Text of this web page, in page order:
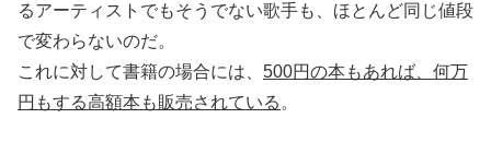
るアーティストでもそうでない歌手も、ほとんど同じ値段
で変わらないのだ。
これに対して書籍の場合には、 500円の本もあれば、何万
円もする高額本も販売されている 。